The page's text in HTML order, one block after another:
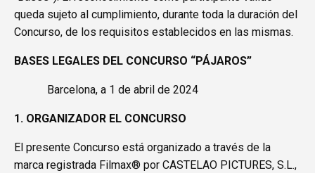
queda sujeto al cumplimiento, durante toda la duración del
Concurso, de los requisitos establecidos en las mismas.
BASES LEGALES DEL CONCURSO “PÁJAROS”
Barcelona, a 1 de abril de 2024
1. ORGANIZADOR EL CONCURSO
El presente Concurso está organizado a través de la
marca registrada Filmax® por CASTELAO PICTURES, S.L.,